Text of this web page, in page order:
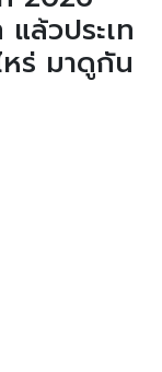
ล้วประเท
หร่ มาดูกัน